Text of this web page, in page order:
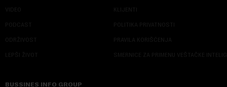
VIDEO
PODCAST
ODRŽIVOST
LEPŠI ŽIVOT
KLIJENTI
POLITIKA PRIVATNOSTI
PRAVILA KORIŠĆENJA
SMERNICE ZA PRIMENU VEŠTAČKE
BUSSINES INFO GROUP